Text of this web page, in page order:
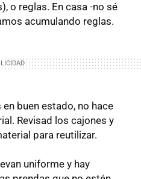
o reglas. En casa -no sé
acumulando reglas.
buen estado, no hace
Revisad los cajones y
para reutilizar.
uniforme y hay